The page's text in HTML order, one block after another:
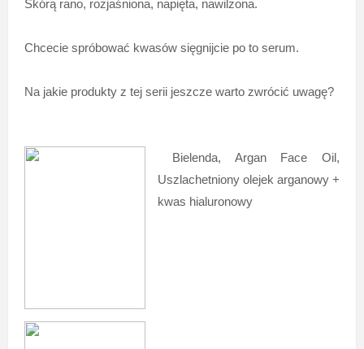
Skórą rano, rozjaśniona, napięta, nawilżona.
Chcecie spróbować kwasów sięgnijcie po to serum.
Na jakie produkty z tej serii jeszcze warto zwrócić uwagę?
Bielenda, Argan Face Oil,
Uszlachetniony olejek arganowy +
kwas hialuronowy